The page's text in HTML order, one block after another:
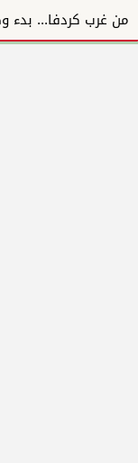
استمرار توزيع السلال الغذائية لـ7 آلاف أسرة نازحة من غرب كردفان بالأبيض